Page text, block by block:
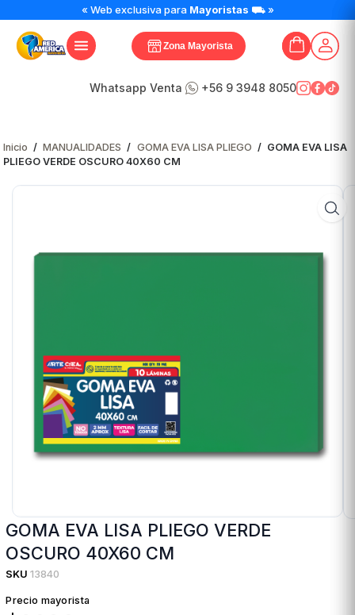
« Web exclusiva para Mayoristas ⛟ »
Zona Mayorista
Whatsapp Venta +56 9 3948 8050
Inicio / MANUALIDADES / GOMA EVA LISA PLIEGO / GOMA EVA LISA
PLIEGO VERDE OSCURO 40X60 CM
GOMA EVA LISA PLIEGO VERDE
OSCURO 40X60 CM
SKU 13840
Precio mayorista
EVA
LISA
PLIEGO